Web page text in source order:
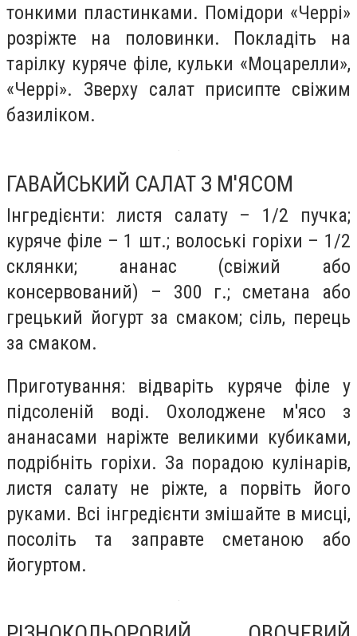
тонкими пластинками. Помідори «Черрі»
розріжте на половинки. Покладіть на
тарілку куряче філе, кульки «Моцарелли»,
«Черрі». Зверху салат присипте свіжим
базиліком.
ГАВАЙСЬКИЙ САЛАТ З М'ЯСОМ
Інгредієнти: листя салату – 1/2 пучка;
куряче філе – 1 шт.; волоські горіхи – 1/2
склянки; ананас (свіжий або
консервований) – 300 г.; сметана або
грецький йогурт за смаком; сіль, перець
за смаком.
Приготування: відваріть куряче філе у
підсоленій воді. Охолоджене м'ясо з
ананасами наріжте великими кубиками,
подрібніть горіхи. За порадою кулінарів,
листя салату не ріжте, а порвіть його
руками. Всі інгредієнти змішайте в мисці,
посоліть та заправте сметаною або
йогуртом.